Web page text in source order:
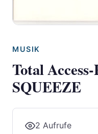
MUSIK
Total
SQUEEZE
2 Aufrufe